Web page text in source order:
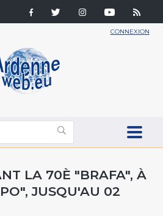
CONNEXION
LA 70È "BRAFA", À
JUSQU'AU 02